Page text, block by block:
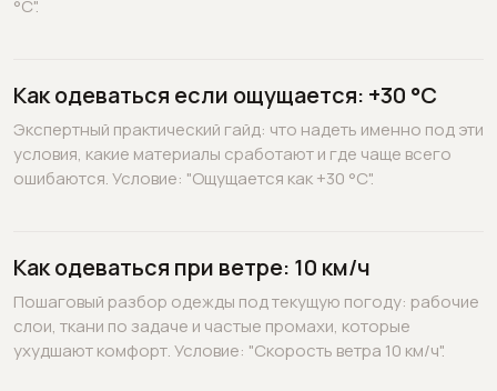
°C".
Как одеваться если ощущается: +30 °C
Экспертный практический гайд: что надеть именно под эти
условия, какие материалы сработают и где чаще всего
ошибаются. Условие: "Ощущается как +30 °C".
Как одеваться при ветре: 10 км/ч
Пошаговый разбор одежды под текущую погоду: рабочие
слои, ткани по задаче и частые промахи, которые
ухудшают комфорт. Условие: "Скорость ветра 10 км/ч".